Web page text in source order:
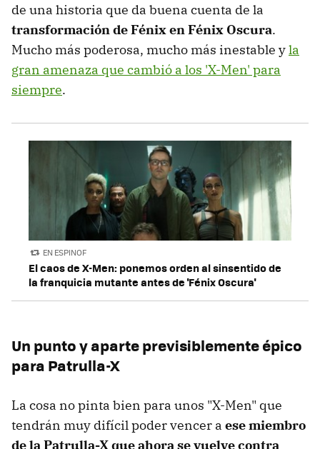
de una historia que da buena cuenta de la
transformación de Fénix en Fénix Oscura.
Mucho más poderosa, mucho más inestable yla
gran amenaza que cambió a los 'X-Men' para
siempre.
EN ESPINOF
El caos de X-Men: ponemos orden al sinsentido de
la franquicia mutante antes de 'Fénix Oscura'
Un punto y aparte previsiblemente épico
para Patrulla-X
La cosa no pinta bien para unos "X-Men" que
tendrán muy difícil poder vencer a ese miembro
de la Patrulla-X que ahora se vuelve contra